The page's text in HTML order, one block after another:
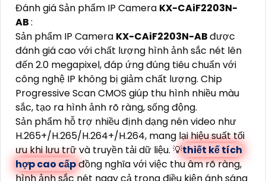
Đánh giá Sản phẩm IP Camera KX-CAiF2203N-
AB:
Sản phẩm IP Camera KX-CAiF2203N-ABđược
đánh giá cao với chất lượng hình ảnh sắc nét lên
đến 2.0 megapixel, đáp ứng đúng tiêu chuẩn với
công nghệ IP không bị giảm chất lượng. Chip
Progressive Scan CMOS giúp thu hình nhiều màu
sắc, tạo ra hình ảnh rõ ràng, sống động.
Sản phẩm hỗ trợ nhiều định dạng nén video như
H.265+/H.265/H.264+/H.264, mang lại hiệu suất tối
ưu khi lưu trữ và truyền tải dữ liệu. 💡thiết kế tích
hợp cao cấpđồng nghĩa với việc thu âm rõ ràng,
hình ảnh sắc nét ngay cả trong điều kiện ánh sáng